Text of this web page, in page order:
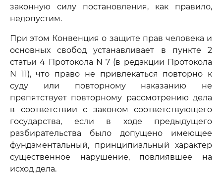
законную силу постановления, как правило,
недопустим.
При этом Конвенция о защите прав человека и
основных свобод устанавливает в пункте 2
статьи 4 Протокола N 7 (в редакции Протокола
N 11), что право не привлекаться повторно к
суду или повторному наказанию не
препятствует повторному рассмотрению дела
в соответствии с законом соответствующего
государства, если в ходе предыдущего
разбирательства было допущено имеющее
фундаментальный, принципиальный характер
существенное нарушение, повлиявшее на
исход дела.